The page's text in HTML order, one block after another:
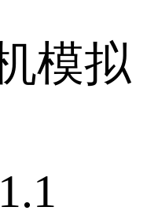
模拟